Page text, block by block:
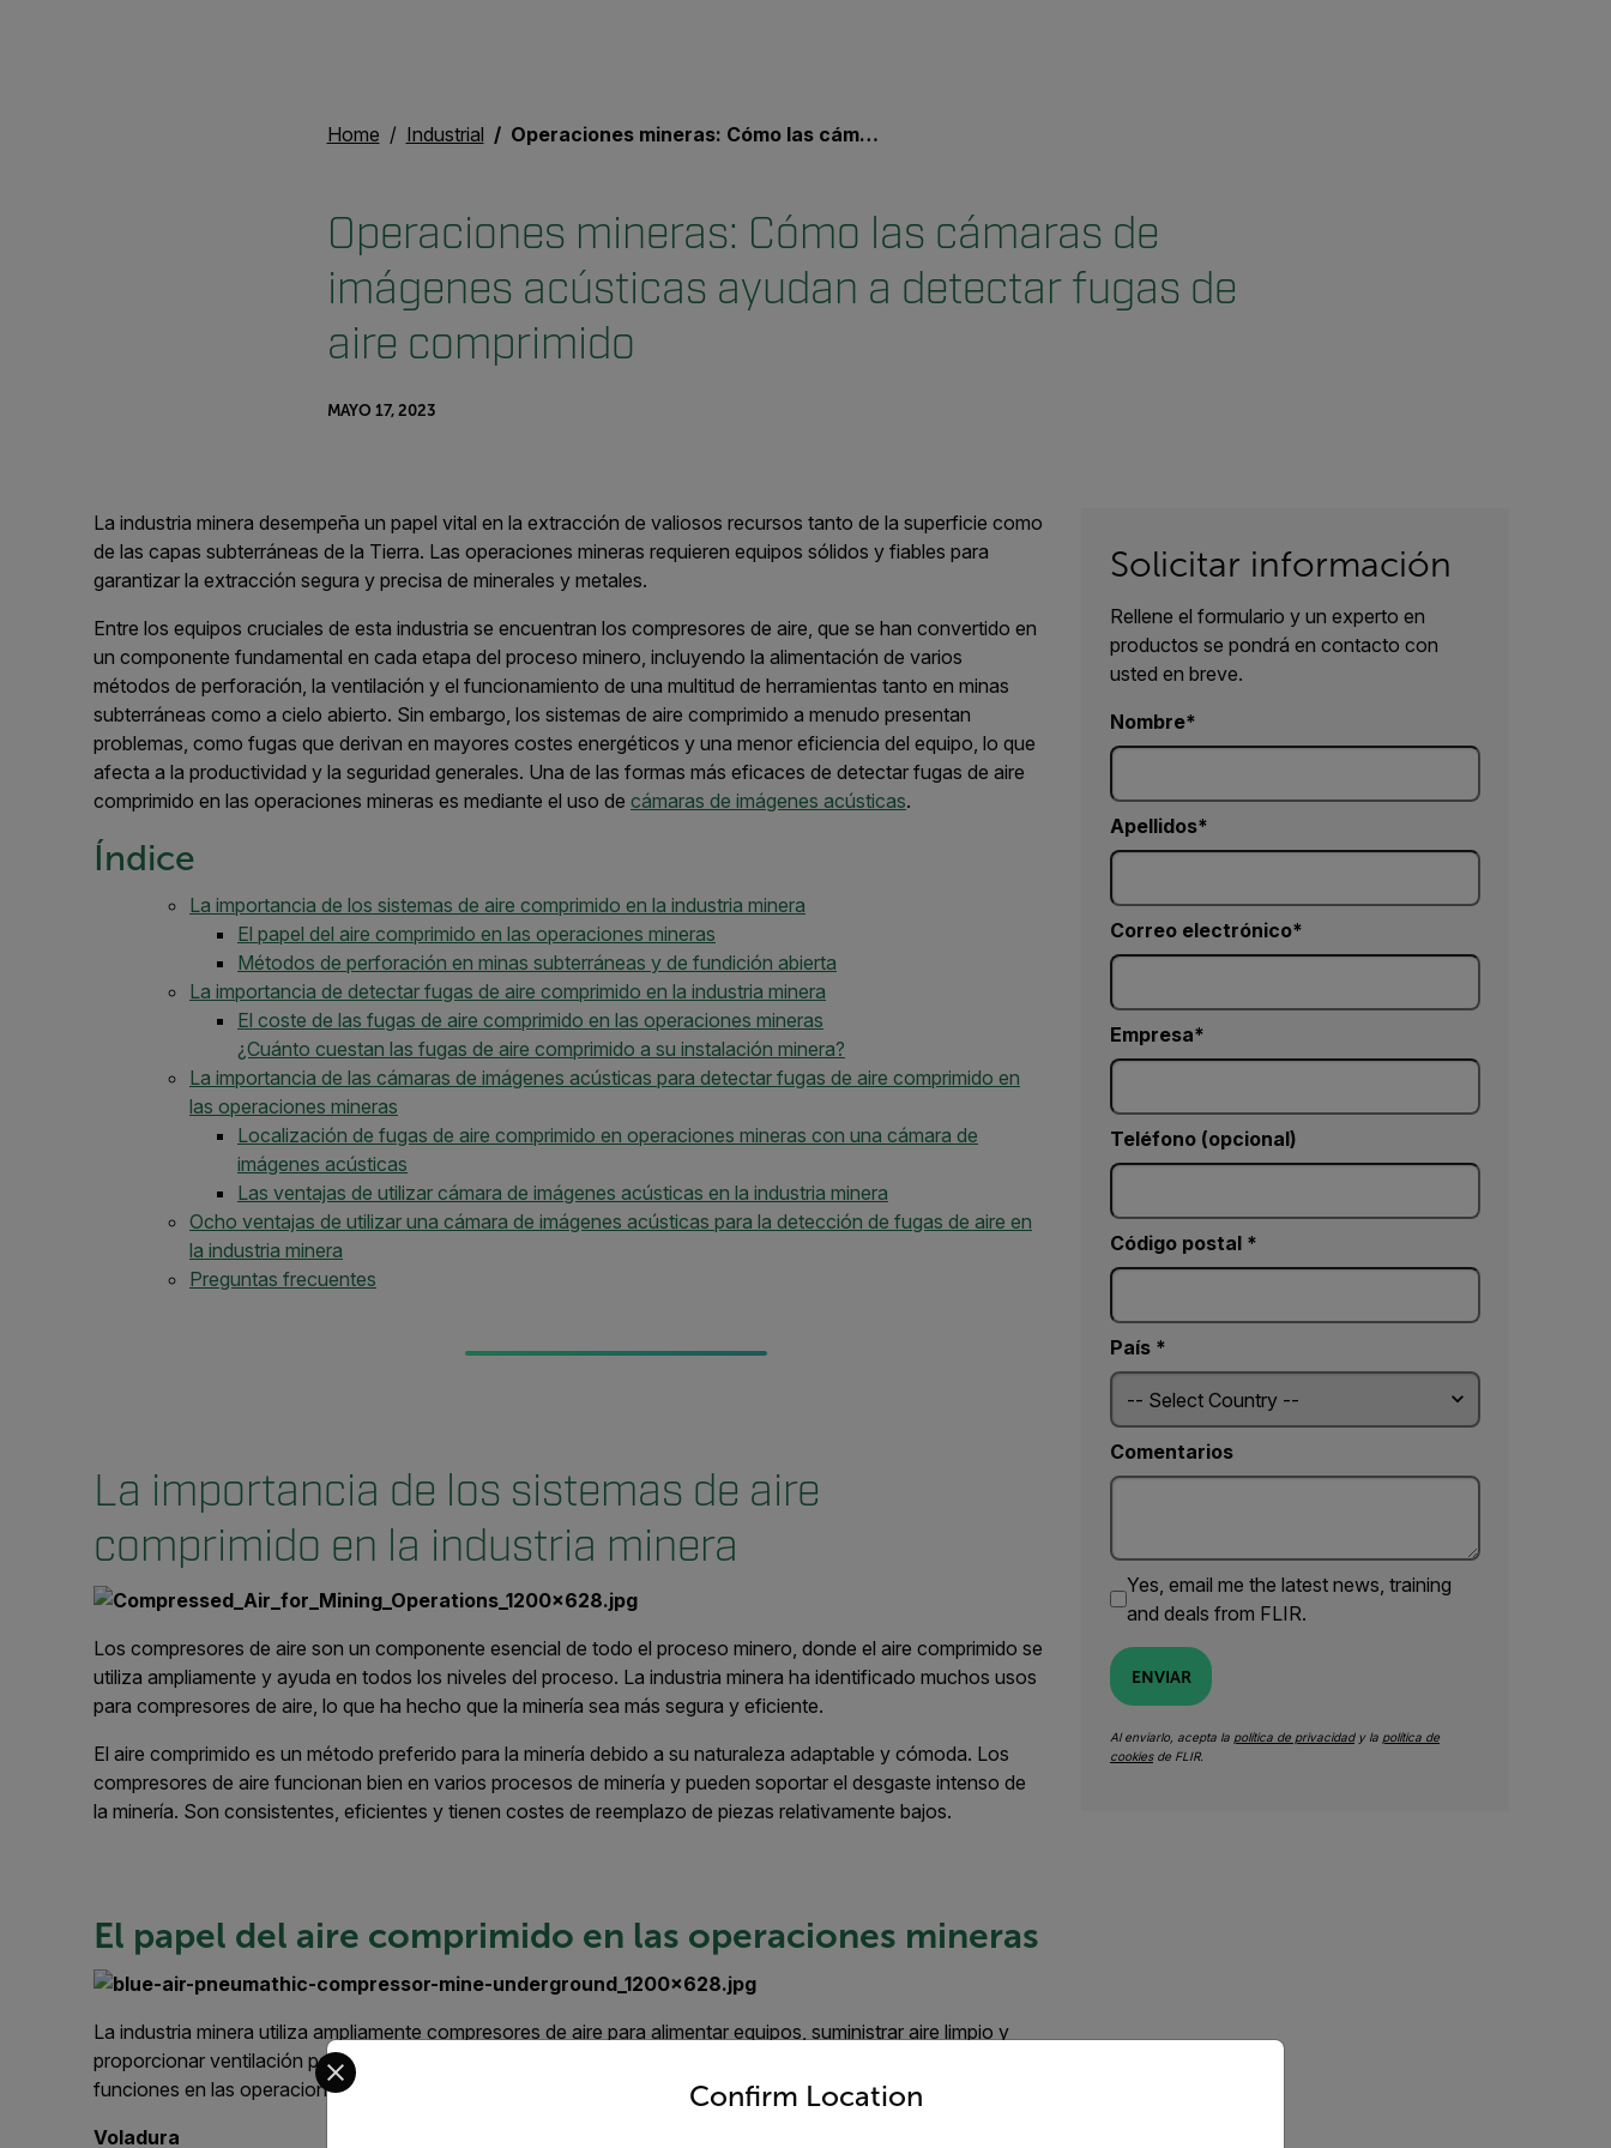
Home Industrial Operaciones mineras: Cómo las cámaras de imágenes acústicas ayudan a detectar fugas de aire comprimido
Operaciones mineras: Cómo las cámaras de
imágenes acústicas ayudan a detectar fugas de
aire comprimido
MAYO 17, 2023
La industria minera desempeña un papel vital en la extracción de valiosos recursos tanto de la superficie como
de las capas subterráneas de la Tierra. Las operaciones mineras requieren equipos sólidos y fiables para
garantizar la extracción segura y precisa de minerales y metales.
Entre los equipos cruciales de esta industria se encuentran los compresores de aire, que se han convertido en
un componente fundamental en cada etapa del proceso minero, incluyendo la alimentación de varios
métodos de perforación, la ventilación y el funcionamiento de una multitud de herramientas tanto en minas
subterráneas como a cielo abierto. Sin embargo, los sistemas de aire comprimido a menudo presentan
problemas, como fugas que derivan en mayores costes energéticos y una menor eficiencia del equipo, lo que
afecta a la productividad y la seguridad generales. Una de las formas más eficaces de detectar fugas de aire
comprimido en las operaciones mineras es mediante el uso de cámaras de imágenes acústicas.
Índice
La importancia de los sistemas de aire comprimido en la industria minera
El papel del aire comprimido en las operaciones mineras
Métodos de perforación en minas subterráneas y de fundición abierta
La importancia de detectar fugas de aire comprimido en la industria minera
El coste de las fugas de aire comprimido en las operaciones mineras
¿Cuánto cuestan las fugas de aire comprimido a su instalación minera?
La importancia de las cámaras de imágenes acústicas para detectar fugas de aire comprimido en
las operaciones mineras
Localización de fugas de aire comprimido en operaciones mineras con una cámara de
imágenes acústicas
Las ventajas de utilizar cámara de imágenes acústicas en la industria minera
Ocho ventajas de utilizar una cámara de imágenes acústicas para la detección de fugas de aire en
la industria minera
Preguntas frecuentes
La importancia de los sistemas de aire
comprimido en la industria minera
Los compresores de aire son un componente esencial de todo el proceso minero, donde el aire comprimido se
utiliza ampliamente y ayuda en todos los niveles del proceso. La industria minera ha identificado muchos usos
para compresores de aire, lo que ha hecho que la minería sea más segura y eficiente.
El aire comprimido es un método preferido para la minería debido a su naturaleza adaptable y cómoda. Los
compresores de aire funcionan bien en varios procesos de minería y pueden soportar el desgaste intenso de
la minería. Son consistentes, eficientes y tienen costes de reemplazo de piezas relativamente bajos.
El papel del aire comprimido en las operaciones mineras
La industria minera utiliza ampliamente compresores de aire para alimentar equipos, suministrar aire limpio y
proporcionar ventilación para crear procesos más seguros y eficientes. El aire comprimido soporta varias
funciones en las operaciones mineras, entre ellas:
Voladura
Solicitar información
Rellene el formulario y un experto en
productos se pondrá en contacto con
usted en breve.
Nombre
Apellidos
Correo electrónico
Empresa
Teléfono (opcional)
Código postal *
País *
Comentarios
Yes, email me the latest news, training
and deals from FLIR.
ENVIAR
Al enviarlo, acepta la política de privacidady la política de
cookiesde FLIR.
Confirm Location
Select your preferred country and language from the options below to access the appropriate version of our website.